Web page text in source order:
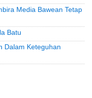
Media Bawean Tetap
Batu
Dalam Keteguhan